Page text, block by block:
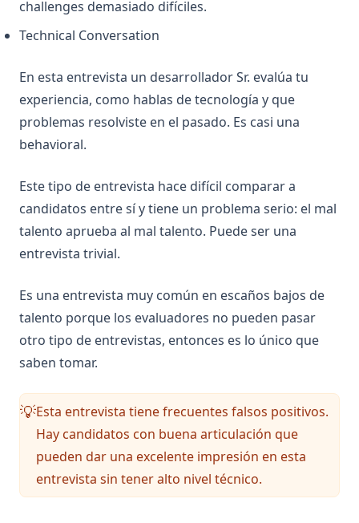
challenges demasiado difíciles.
Technical Conversation
En esta entrevista un desarrollador Sr. evalúa tu
experiencia, como hablas de tecnología y que
problemas resolviste en el pasado. Es casi una
behavioral.
Este tipo de entrevista hace difícil comparar a
candidatos entre sí y tiene un problema serio: el mal
talento aprueba al mal talento. Puede ser una
entrevista trivial.
Es una entrevista muy común en escaños bajos de
talento porque los evaluadores no pueden pasar
otro tipo de entrevistas, entonces es lo único que
saben tomar.
💡Esta entrevista tiene frecuentes falsos positivos.
Hay candidatos con buena articulación que
pueden dar una excelente impresión en esta
entrevista sin tener alto nivel técnico.